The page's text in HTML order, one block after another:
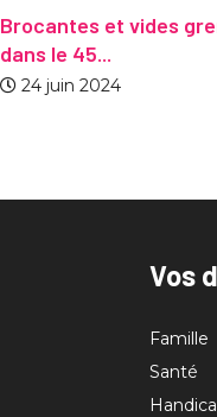
Brocantes et vides
dans le 45...
24 juin 2024
Vos
Famille
Santé